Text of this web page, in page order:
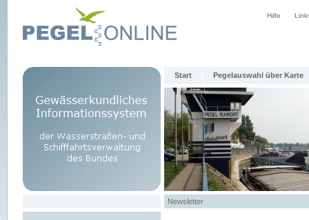
Hilfe
Start Pegelauswahl über Karte
Newsletter